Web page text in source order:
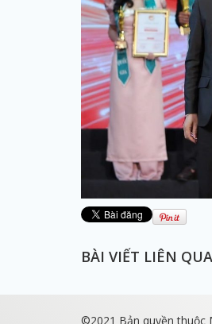
BÀI VIẾT LIÊN
©2021 Bản quyền thuộc